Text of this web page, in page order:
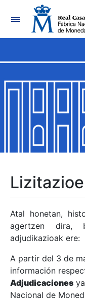
Erakutsi/
Erakutsi/
Erakutsi/
Erakutsi/Ezkutatu
Erakutsi/Ezkutatu
Erakutsi/Ezkutatu
Atal honetan,
agertzen dira,
adjudikazioak ere:
A partir del 3 de
información
Adjudicaciones
Nacional de